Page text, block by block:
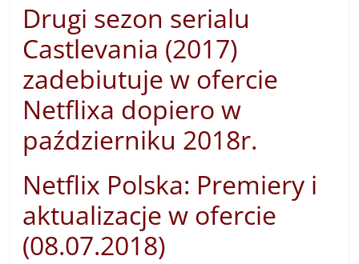
Drugi sezon serialu
Castlevania (2017)
zadebiutuje w ofercie
Netflixa dopiero w
październiku 2018r.
Netflix Polska: Premiery i
aktualizacje w ofercie
(08.07.2018)